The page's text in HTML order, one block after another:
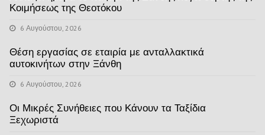
Κοιμήσεως της Θεοτόκου
6 Αυγούστου, 2026
Θέση εργασίας σε εταιρία με ανταλλακτικά
αυτοκινήτων στην Ξάνθη
6 Αυγούστου, 2026
Οι Μικρές Συνήθειες που Κάνουν τα Ταξίδια
Ξεχωριστά